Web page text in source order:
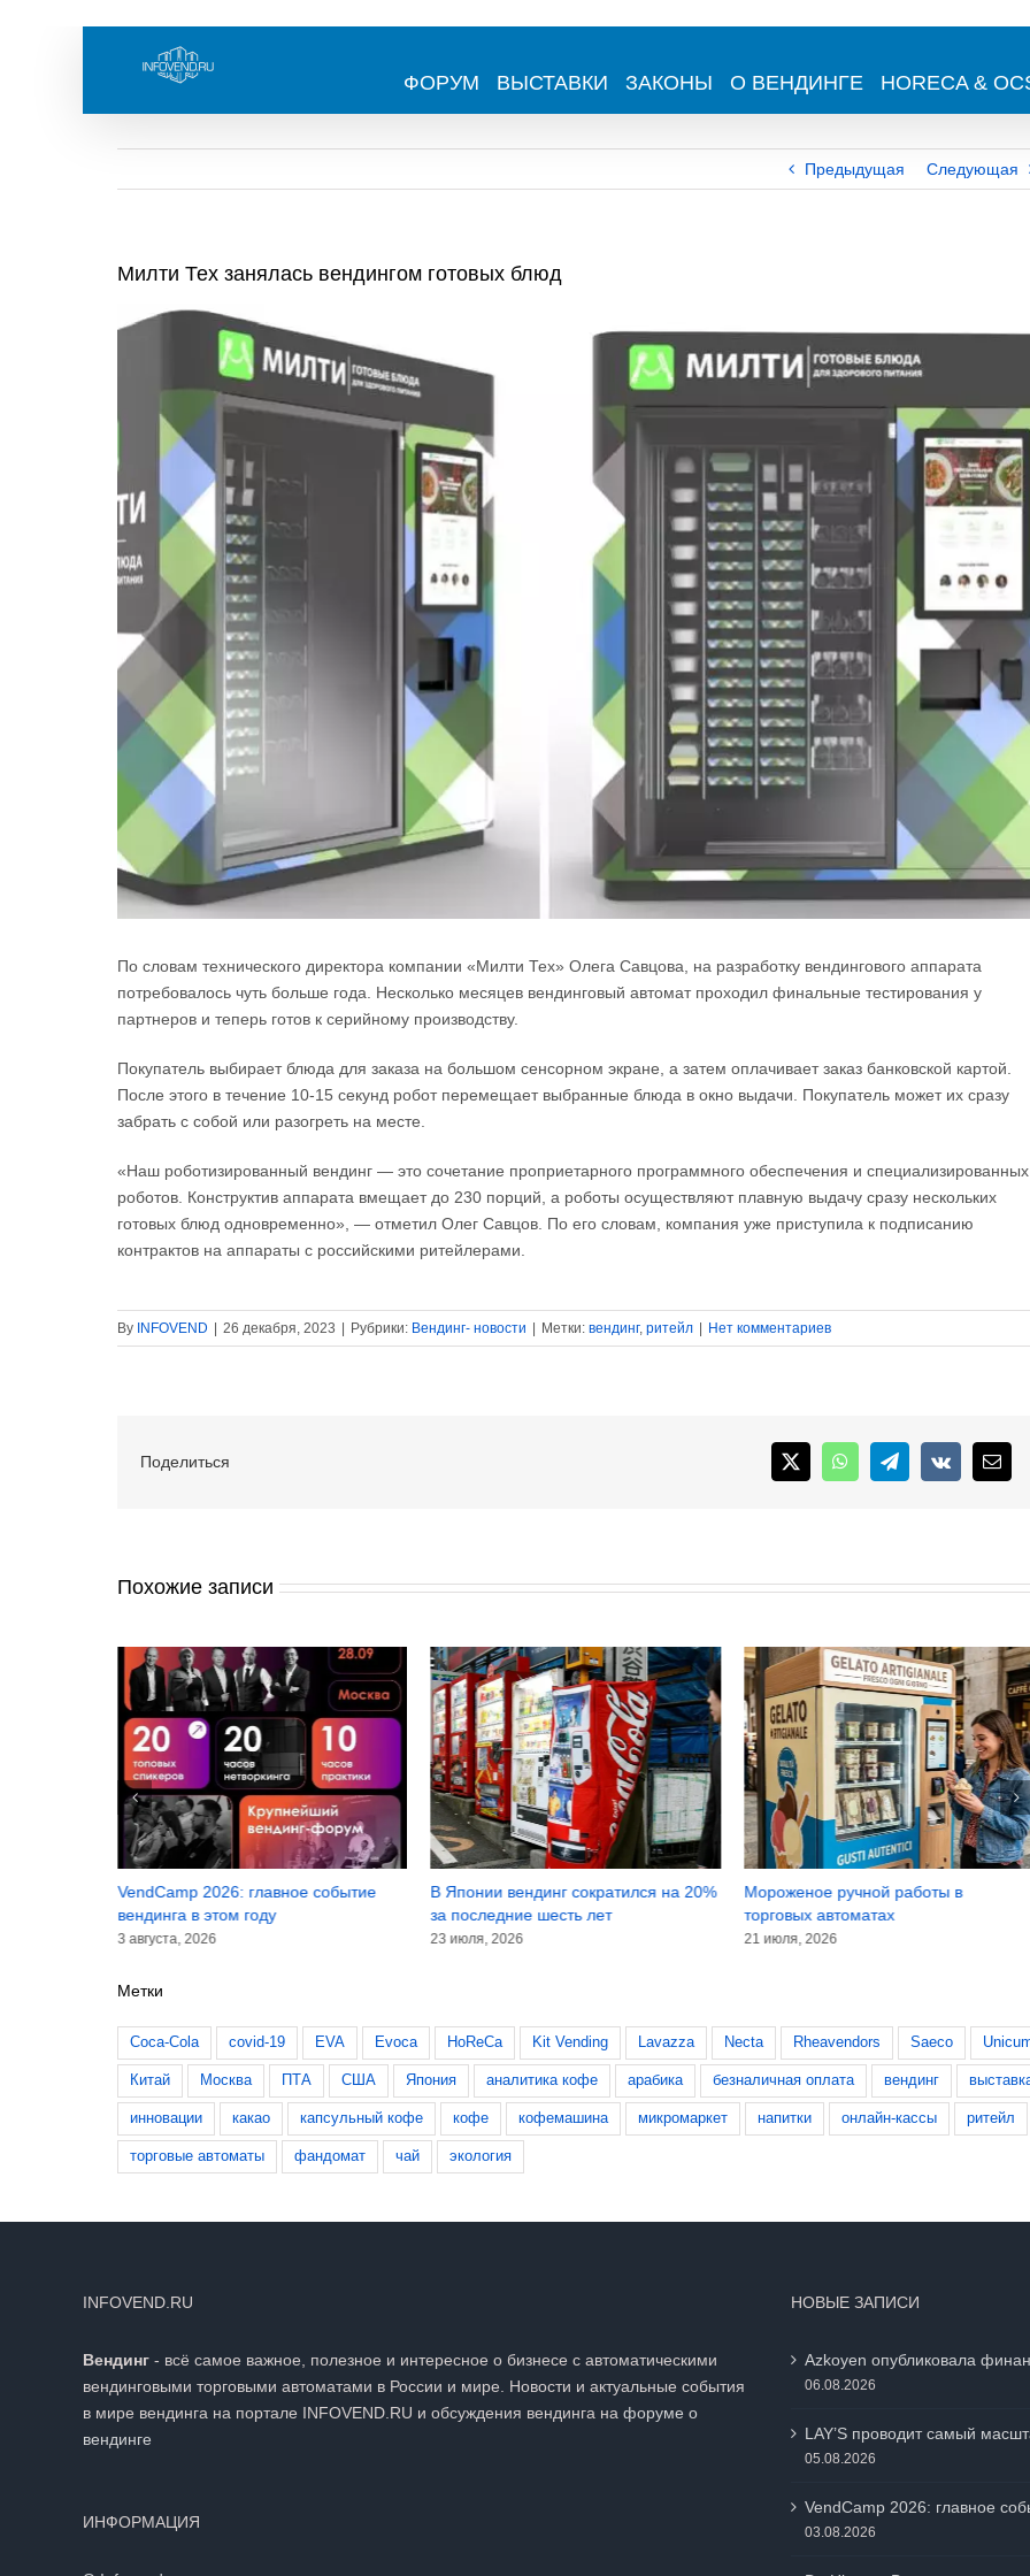
content
ФОРУМ ВЫСТАВКИ ЗАКОНЫ О ВЕНДИНГЕ HORECA &
Предыдущая Следующая
Милти Тех занялась вендингом готовых блюд
View
По словам технического директора компании «Милти Тех» Олега Савцова, на разработку вендингового аппарата
потребовалось чуть больше года. Несколько месяцев вендинговый автомат проходил финальные тестирования у
партнеров и теперь готов к серийному производству.
Покупатель выбирает блюда для заказа на большом сенсорном экране, а затем оплачивает заказ банковской картой.
После этого в течение 10-15 секунд робот перемещает выбранные блюда в окно выдачи. Покупатель может их сразу
забрать с собой или разогреть на месте.
«Наш роботизированный вендинг — это сочетание проприетарного программного обеспечения и специализированных
роботов. Конструктив аппарата вмещает до 230 порций, а роботы осуществляют плавную выдачу сразу нескольких
готовых блюд одновременно», — отметил Олег Савцов. По его словам, компания уже приступила к подписанию
контрактов на аппараты с российскими ритейлерами.
By INFOVEND | 26 декабря, 2023 | Рубрики: Вендинг- новости | Метки: вендинг, ритейл | Нет комментариев
Поделиться X WhatsAppTelegram
Vk Email
Похожие записи
VendCamp 2026: главное событие
вендинга в этом году
3 августа, 2026
В Японии вендинг сократился на 20%
за последние шесть лет
23 июля, 2026
Мороженое ручной работы в
торговых автоматах
21 июля, 2026
Метки
Coca-Cola covid-19 EVA Evoca HoReCa Kit Vending Lavazza Necta Rheavendors Saeco
Китай Москва ПТА США Япония аналитика кофе арабика безналичная оплата вендинг
инновации какао капсульный кофе кофе кофемашина микромаркет напитки онлайн-кассы ритейл
торговые автоматы фандомат чай экология
INFOVEND.RU
Вендинг - всё самое важное, полезное и интересное о бизнесе с автоматическими
вендинговыми торговыми автоматами в России и мире. Новости и актуальные события
в мире вендинга на портале INFOVEND.RU и обсуждения вендинга на форуме о
вендинге
ИНФОРМАЦИЯ
НОВЫЕ ЗАПИСИ
Azkoyen опубликовала
06.08.2026
LAY’S проводит самый
05.08.2026
VendCamp 2026: главное
03.08.2026